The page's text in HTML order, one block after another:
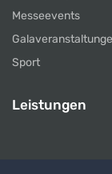
Messeevents
Sport
Leistungen